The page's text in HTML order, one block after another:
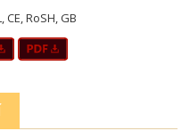
CE, RoSH, GB